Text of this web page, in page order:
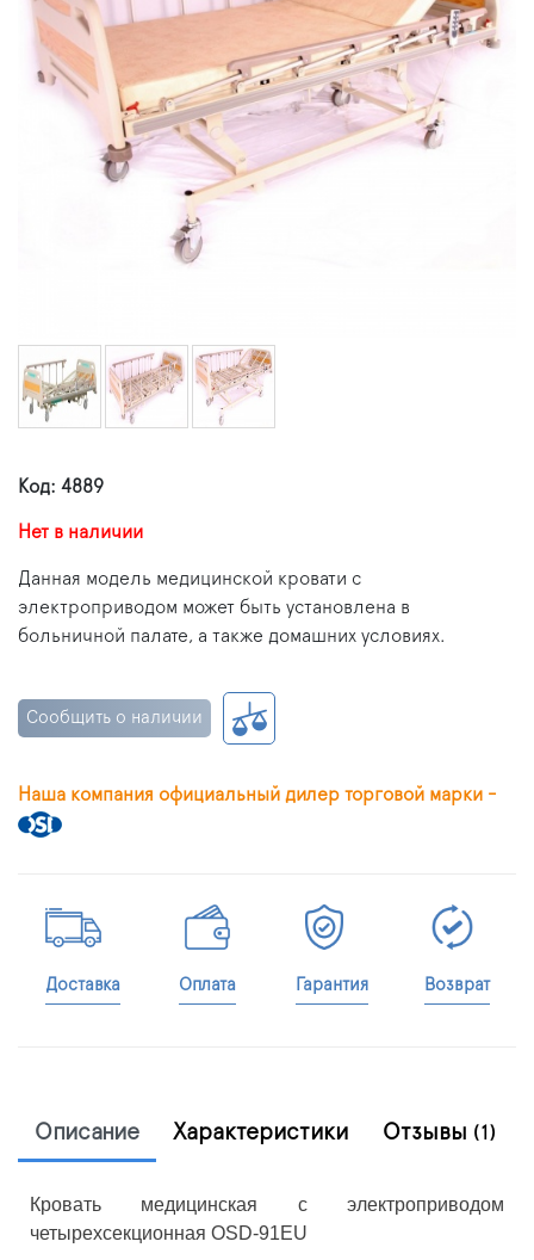
Код: 4889
Нет в наличии
Данная модель медицинской кровати с
электроприводом может быть установлена в
больничной палате, а также домашних условиях.
Сообщить о наличии
Наша компания официальный дилер торговой марки -
Доставка Оплата Гарантия Возврат
Описание Характеристики Отзывы (1)
Кровать медицинская с электроприводом
четырехсекционная OSD-91EU